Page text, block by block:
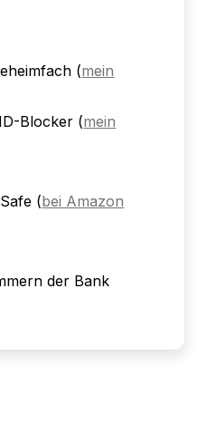
(mein
Blocker (mein
(bei Amazon
der Bank